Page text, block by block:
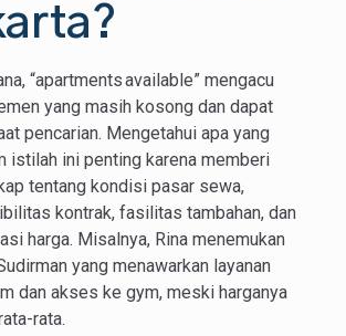
“apartments available” mengacu
yang masih kosong dan dapat
pencarian. Mengetahui apa yang
istilah ini penting karena memberi
tentang kondisi pasar sewa,
kontrak, fasilitas tambahan, dan
harga. Misalnya, Rina menemukan
yang menawarkan layanan
dan akses ke gym, meski harganya
rata.